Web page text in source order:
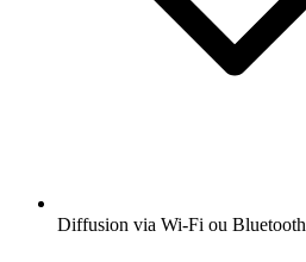
Diffusion via Wi-Fi ou Bluetooth